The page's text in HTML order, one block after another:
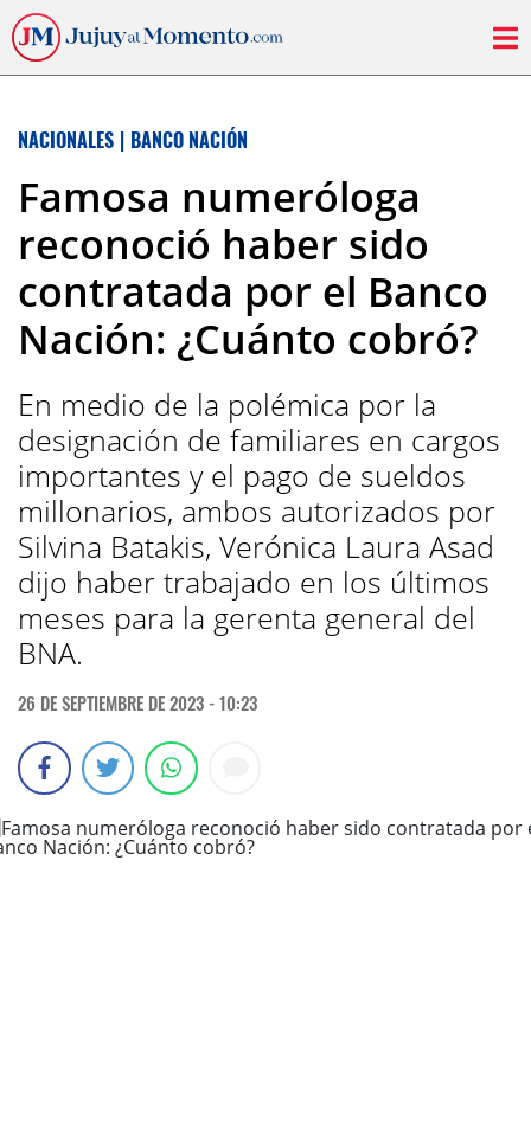
NACIONALES | BANCO NACIÓN
Famosa numeróloga
reconoció haber sido
contratada por el Banco
Nación: ¿Cuánto cobró?
En medio de la polémica por la
designación de familiares en cargos
importantes y el pago de sueldos
millonarios, ambos autorizados por
Silvina Batakis, Verónica Laura Asad
dijo haber trabajado en los últimos
meses para la gerenta general del
BNA.
26 DE SEPTIEMBRE DE 2023 - 10:23